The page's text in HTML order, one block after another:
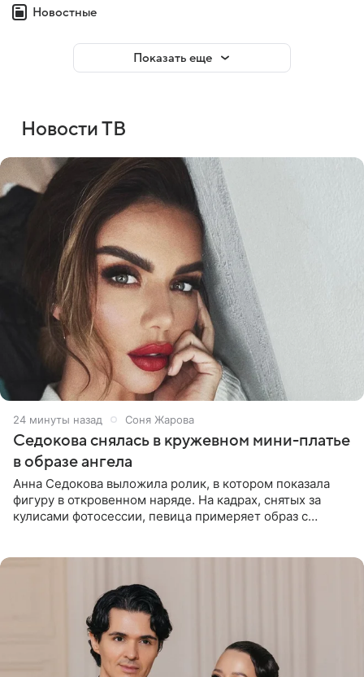
Новостные
Показать еще
Новости ТВ
24 минуты назад Соня Жарова
Седокова снялась в кружевном мини-платье
в образе ангела
Анна Седокова выложила ролик, в котором показала
фигуру в откровенном наряде. На кадрах, снятых за
кулисами фотосессии, певица примеряет образ с